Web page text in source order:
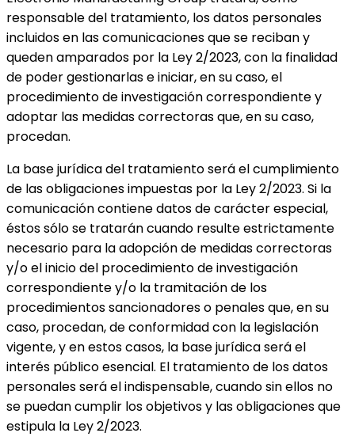
responsable del tratamiento, los datos personales
incluidos en las comunicaciones que se reciban y
queden amparados por la Ley 2/2023, con la finalidad
de poder gestionarlas e iniciar, en su caso, el
procedimiento de investigación correspondiente y
adoptar las medidas correctoras que, en su caso,
procedan.
La base jurídica del tratamiento será el cumplimiento
de las obligaciones impuestas por la Ley 2/2023. Si la
comunicación contiene datos de carácter especial,
éstos sólo se tratarán cuando resulte estrictamente
necesario para la adopción de medidas correctoras
y/o el inicio del procedimiento de investigación
correspondiente y/o la tramitación de los
procedimientos sancionadores o penales que, en su
caso, procedan, de conformidad con la legislación
vigente, y en estos casos, la base jurídica será el
interés público esencial. El tratamiento de los datos
personales será el indispensable, cuando sin ellos no
se puedan cumplir los objetivos y las obligaciones que
estipula la Ley 2/2023.